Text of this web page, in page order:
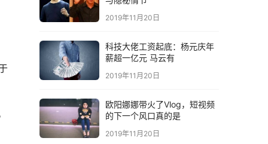
2019年11月20日
科技大佬工资起底：杨元庆年
薪超一亿元 马云有
2019年11月20日
欧阳娜娜带火了Vlog，短视频
的下一个风口真的是
2019年11月20日